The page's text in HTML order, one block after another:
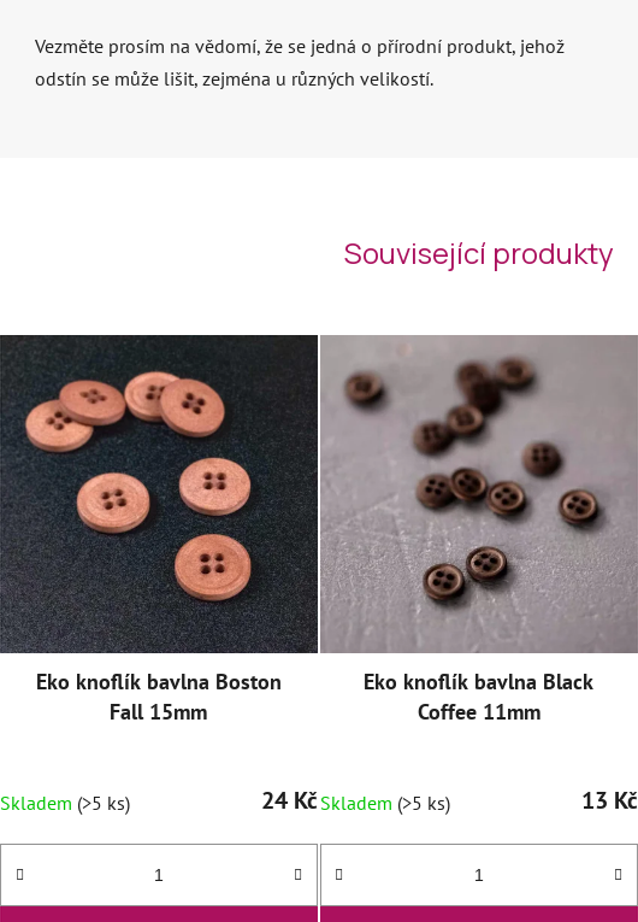
Vezměte prosím na vědomí, že se jedná o přírodní produkt, jehož
odstín se může lišit, zejména u různých velikostí.
Související produkty
Eko knoflík bavlna Boston
Fall 15mm
Skladem (>5 ks) 24 Kč
Eko knoflík bavlna Black
Coffee 11mm
Skladem (>5 ks) 13 Kč